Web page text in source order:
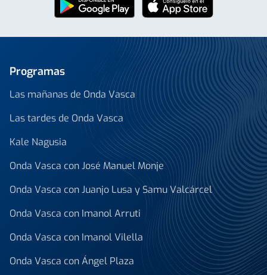
Programas
Las mañanas de Onda Vasca
Las tardes de Onda Vasca
Kale Nagusia
Onda Vasca con José Manuel Monje
Onda Vasca con Juanjo Lusa y Samu Valcárcel
Onda Vasca con Imanol Arruti
Onda Vasca con Imanol Vilella
Onda Vasca con Ángel Plaza